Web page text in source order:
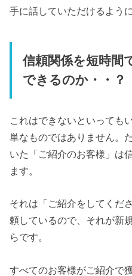
手に話していただけるよう
信頼関係を短時間
できるのか・・？
これはできないといっても
単なものではありません。
いた「ご紹介のお客様」は
ます。
それは「ご紹介をしてくだ
頼しているので、それが新
らです。
すべてのお客様がご紹介で